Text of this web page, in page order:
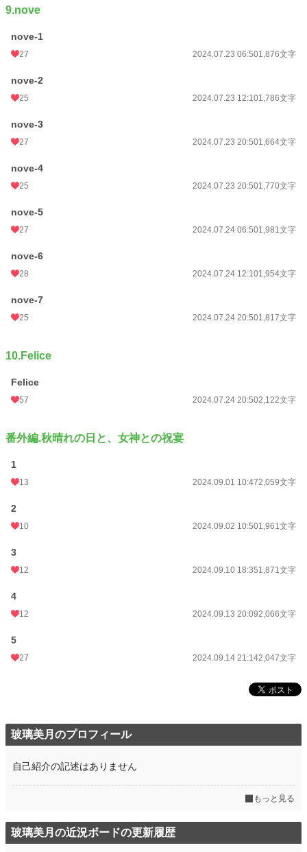
9.nove
nove-1
27 2024.07.23 06:501,876文字
nove-2
25 2024.07.23 12:101,786文字
nove-3
27 2024.07.23 20:501,664文字
nove-4
25 2024.07.23 20:501,770文字
nove-5
27 2024.07.24 06:501,981文字
nove-6
28 2024.07.24 12:101,954文字
nove-7
25 2024.07.24 20:501,817文字
10.Felice
Felice
57 2024.07.24 20:502,122文字
番外編.秋晴れの日と、女神との祝宴
1
13 2024.09.01 10:472,059文字
2
10 2024.09.02 10:501,961文字
3
12 2024.09.10 18:351,871文字
4
12 2024.09.13 20:092,066文字
5
27 2024.09.14 21:142,047文字
玻璃美月のプロフィール
自己紹介の記述はありません
もっと見る
玻璃美月の近況ボードの更新履歴